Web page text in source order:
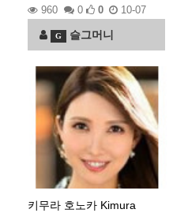
960 0 0 10-07
G 슬그머니
키무라 호노카 Kimura